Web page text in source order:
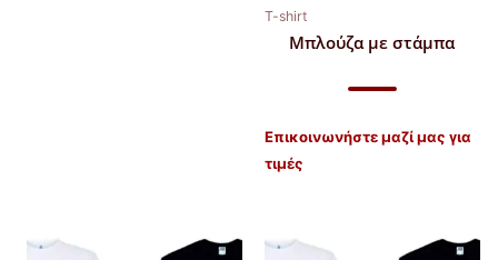
T-shirt
Μπλούζα με στάμπα
Επικοινωνήστε μαζί μας για
τιμές